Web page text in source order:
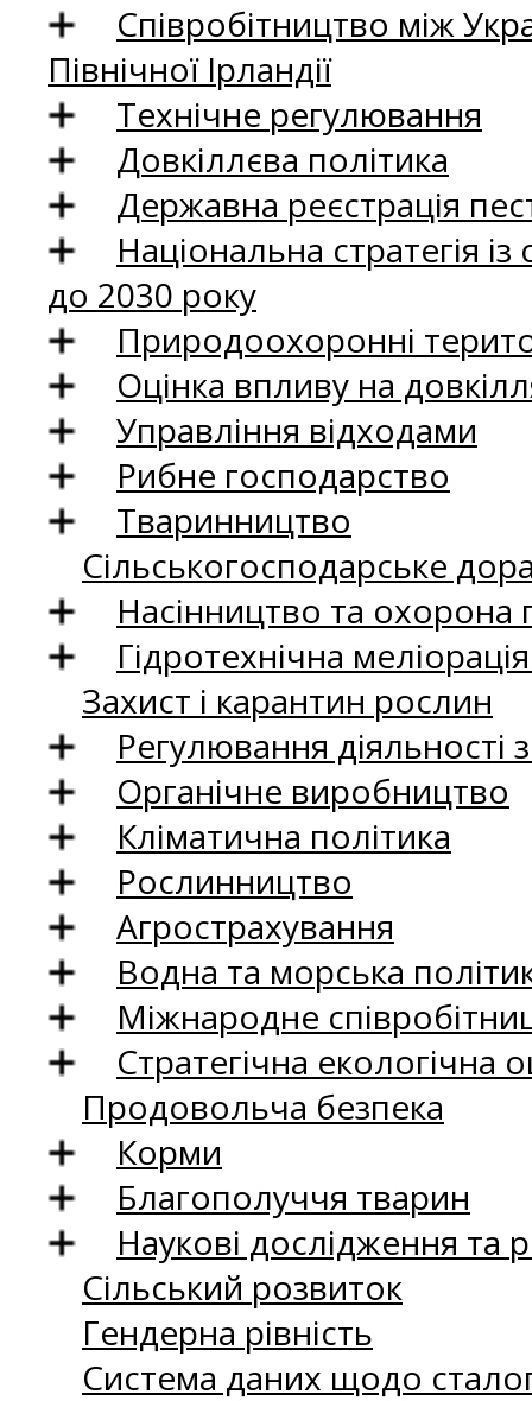
Співробітництво між
Північної Ірландії
Технічне регулювання
Довкіллєва політика
Державна реєстрація
Національна стратегія
до 2030 року
Природоохоронні
Оцінка впливу на
Управління відходами
Рибне господарство
Тваринництво
Сільськогосподарське
Насінництво та
Гідротехнічна
Захист і карантин рослин
Регулювання
Органічне виробництво
Кліматична політика
Рослинництво
Агрострахування
Водна та морська
Міжнародне
Стратегічна екологічна
Продовольча безпека
Корми
Благополуччя тварин
Наукові дослідження та
Сільський розвиток
Гендерна рівність
Система даних щодо